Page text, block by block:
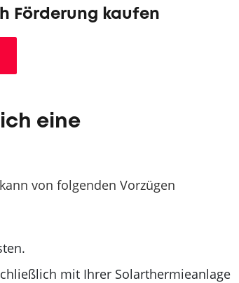
Förderung kaufen
eine
von folgenden Vorzügen
mit Ihrer Solarthermieanlage